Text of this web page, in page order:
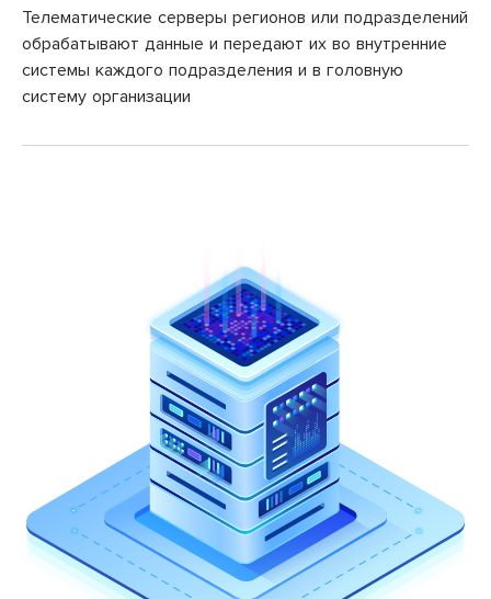
Телематические серверы регионов или подразделений
обрабатывают данные и передают их во внутренние
системы каждого подразделения и в головную
систему организации